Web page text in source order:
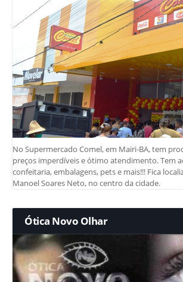
No Supermercado Comel, em Mairi-BA, tem
preços imperdíveis e ótimo atendimento. Tem
confeitaria, embalagens, pets e mais!!! Fica
Manoel Soares Neto, no centro da cidade.
Ótica Novo Olhar